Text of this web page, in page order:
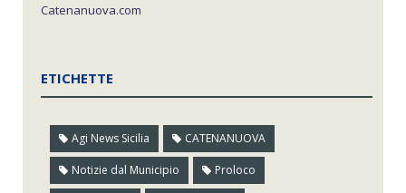
Catenanuova.com
ETICHETTE
Agi News Sicilia CATENANUOVA
Notizie dal Municipio Proloco